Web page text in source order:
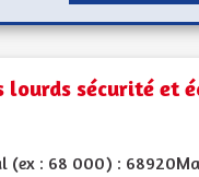
lourds sécurité et
(ex : 68 000) : 68920Ma